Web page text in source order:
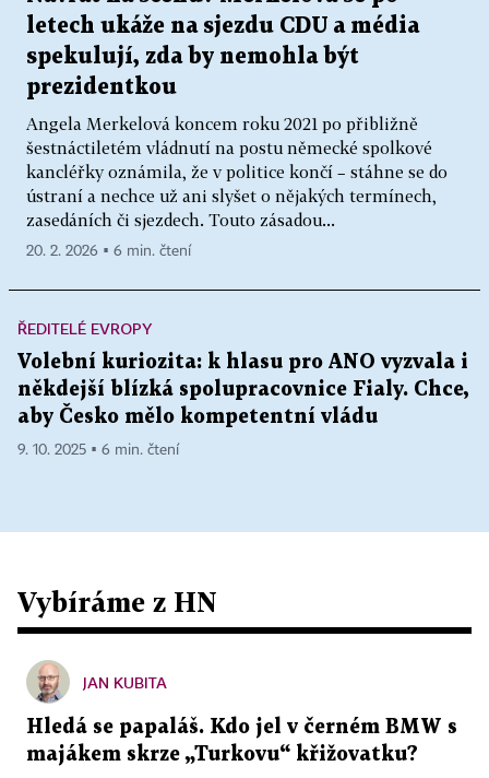
letech ukáže na sjezdu CDU a média
spekulují, zda by nemohla být
prezidentkou
Angela Merkelová koncem roku 2021 po přibližně
šestnáctiletém vládnutí na postu německé spolkové
kancléřky oznámila, že v politice končí – stáhne se do
ústraní a nechce už ani slyšet o nějakých termínech,
zasedáních či sjezdech. Touto zásadou...
20. 2. 2026 ▪ 6 min. čtení
ŘEDITELÉ EVROPY
Volební kuriozita: k hlasu pro ANO vyzvala i
někdejší blízká spolupracovnice Fialy. Chce,
aby Česko mělo kompetentní vládu
9. 10. 2025 ▪ 6 min. čtení
Vybíráme z HN
JAN KUBITA
Hledá se papaláš. Kdo jel v černém BMW s
majákem skrze „Turkovu“ křižovatku?